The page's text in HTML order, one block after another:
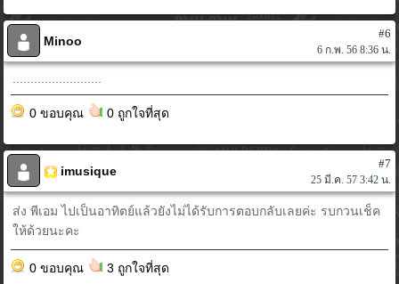
Minoo
#6
6 ก.พ. 56 8:36 น.
0 ขอบคุณ 0 ถูกใจที่สุด
imusique
#7
25 มี.ค. 57 3:42 น.
ส่ง พีเอม ไปเป็นอาทิตย์แล้วยังไม่ได้รับการตอบกลับเลยค่ะ รบกวนเช็ค
ให้ด้วยนะคะ
0 ขอบคุณ 3 ถูกใจที่สุด